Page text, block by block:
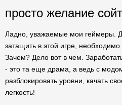
просто желание
Ладно, уважаемые мои геймеры.
затащить в этой игре,
Зачем? Дело вот в чем.
- это та еще драма, а ведь с
разблокировать уровни, качать
легкость!